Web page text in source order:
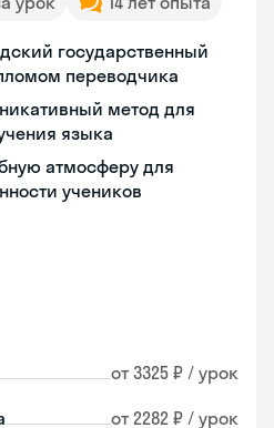
государственный
переводчика
метод для
языка
атмосферу для
учеников
от 3325 ₽ / урок
от 2282 ₽ / урок